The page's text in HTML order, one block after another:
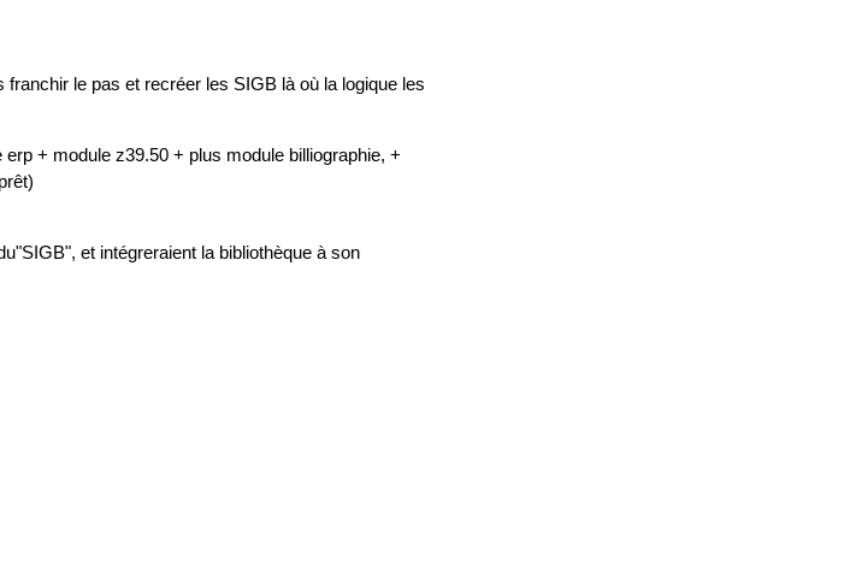
le pas et recréer les SIGB là où la logique les
+ module z39.50 + plus module billiographie, +
et intégreraient la bibliothèque à son